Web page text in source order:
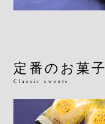
定番のお菓子
Classic sweets